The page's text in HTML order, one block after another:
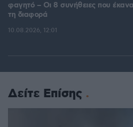
φαγητό – Οι 8 συνήθειες που
τη διαφορά
10.08.2026, 12:01
Δείτε Επίσης